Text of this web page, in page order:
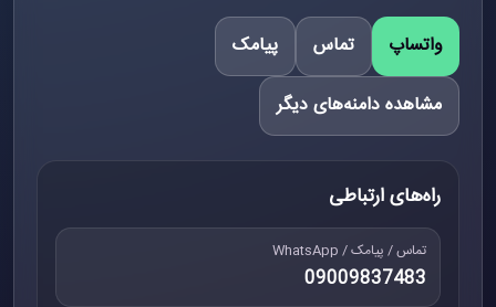
واتساپ تماس
پیامک
مشاهده دامنه‌های دیگر
راه‌های ارتباطی
تماس / پیامک / WhatsApp
09009837483